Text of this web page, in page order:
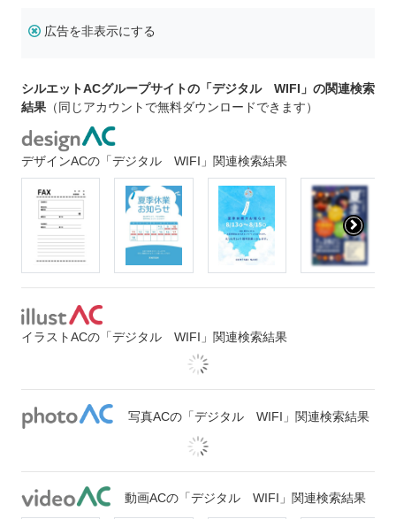
広告を非表示にする
シルエットACグループサイトの「デジタル WIFI」の関連検索
結果 （同じアカウントで無料ダウンロードできます）
デザインACの「デジタル WIFI」関連検索結果
イラストACの「デジタル WIFI」関連検索結果
写真ACの「デジタル WIFI」関連検索結果
動画ACの「デジタル WIFI」関連検索結果